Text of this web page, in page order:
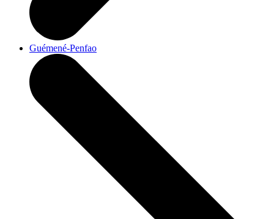
Guémené-Penfao